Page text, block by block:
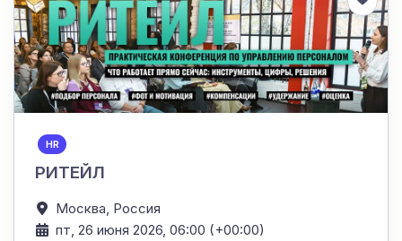
HR
РИТЕЙЛ
Москва, Россия
пт, 26 июня 2026, 06:00 (+00:00)